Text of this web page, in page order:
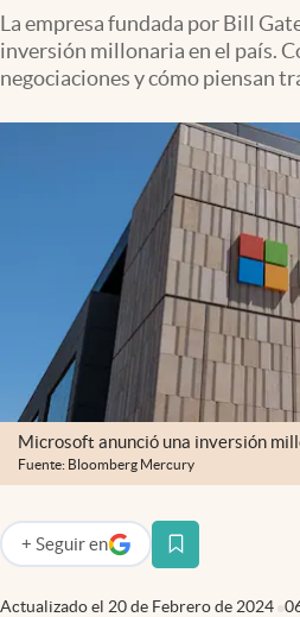
La empresa fundada por Bill
inversión millonaria en el país.
negociaciones y cómo piensan
Microsoft anunció una inversión
Fuente: Bloomberg Mercury
Actualizado el 20 de Febrero de 2024
+ Seguir en
abre en nueva pestaña